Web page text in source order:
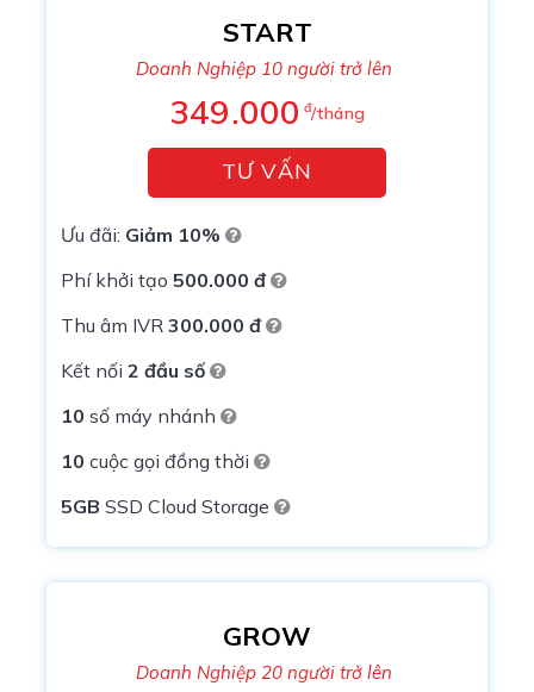
START
Doanh Nghiệp 10 người trở lên
349.000đ/tháng
TƯ VẤN
Ưu đãi: Giảm 10%
Phí khởi tạo 500.000 đ
Thu âm IVR 300.000 đ
Kết nối 2 đầu số
10 số máy nhánh
10 cuộc gọi đồng thời
5GB SSD Cloud Storage
GROW
Doanh Nghiệp 20 người trở lên